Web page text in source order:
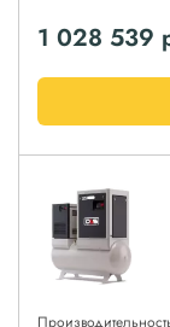
1 028 539